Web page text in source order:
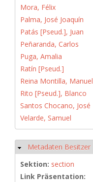
Mora, Félix
Palma, José Joaquín
Patás [Pseud.], Juan
Peñaranda, Carlos
Puga, Amalia
Ratín [Pseud.]
Reina Montilla, Manuel
Rito [Pseud.], Blanco
Santos Chocano, José
Velarde, Samuel
Hide
Metadaten Besitzer
Sektion: section
Link Präsentation: